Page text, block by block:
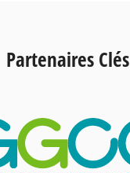
Partenaires Clés